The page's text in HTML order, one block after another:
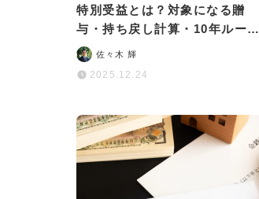
特別受益とは？対象になる贈
与・持ち戻し計算・10年ルール
をわかりやすく解説
佐々木 輝
2025.12.24